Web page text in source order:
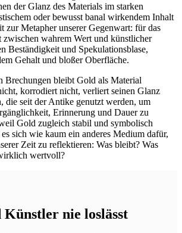
der Glanz des Materials im starken
oder bewusst banal wirkendem Inhalt
zur Metapher unserer Gegenwart: für das
wahrem Wert und künstlicher
Beständigkeit und Spekulationsblase,
Gehalt und bloßer Oberfläche.
Brechungen bleibt Gold als Material
korrodiert nicht, verliert seinen Glanz
die seit der Antike genutzt werden, um
Erinnerung und Dauer zu
Gold zugleich stabil und symbolisch
sich wie kaum ein anderes Medium dafür,
Zeit zu reflektieren: Was bleibt? Was
wertvoll?
nie loslässt